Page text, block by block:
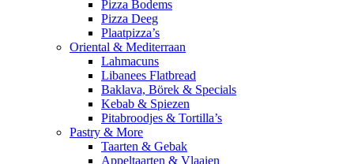
Pizza Bodems
Pizza Deeg
Plaatpizza’s
Oriental & Mediterraan
Lahmacuns
Libanees Flatbread
Baklava, Börek & Specials
Kebab & Spiezen
Pitabroodjes & Tortilla’s
Pastry & More
Taarten & Gebak
Appeltaarten & Vlaaien